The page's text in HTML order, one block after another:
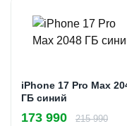
iPhone 17 Pro Max
ГБ синий
173 990 215 990